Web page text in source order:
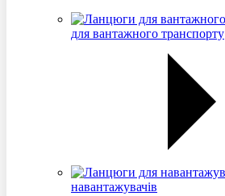
для вантажного транспорту
навантажувачів